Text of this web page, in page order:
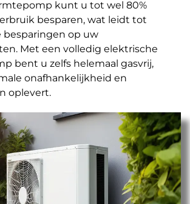
kunt u tot wel 80%
besparen, wat leidt tot
besparingen op uw
Met een volledig elektrische
bent u zelfs helemaal gasvrij,
onafhankelijkheid en
oplevert.